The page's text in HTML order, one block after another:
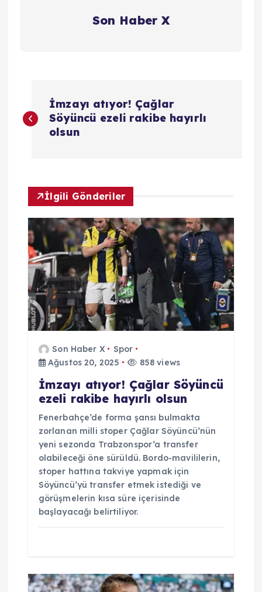
Son Haber X
a
g
e
z
n
m
İmzayı atıyor! Çağlar
Söyüncü ezeli rakibe hayırlı
olsun
İlgili Gönderiler
Son Haber X
Spor
Ağustos 20, 2025
858 views
İmzayı atıyor! Çağlar Söyüncü
ezeli rakibe hayırlı olsun
Fenerbahçe’de forma şansı bulmakta
zorlanan milli stoper Çağlar Söyüncü’nün
yeni sezonda Trabzonspor’a transfer
olabileceği öne sürüldü. Bordo-mavililerin,
stoper hattına takviye yapmak için
Söyüncü’yü transfer etmek istediği ve
görüşmelerin kısa süre içerisinde
başlayacağı belirtiliyor.